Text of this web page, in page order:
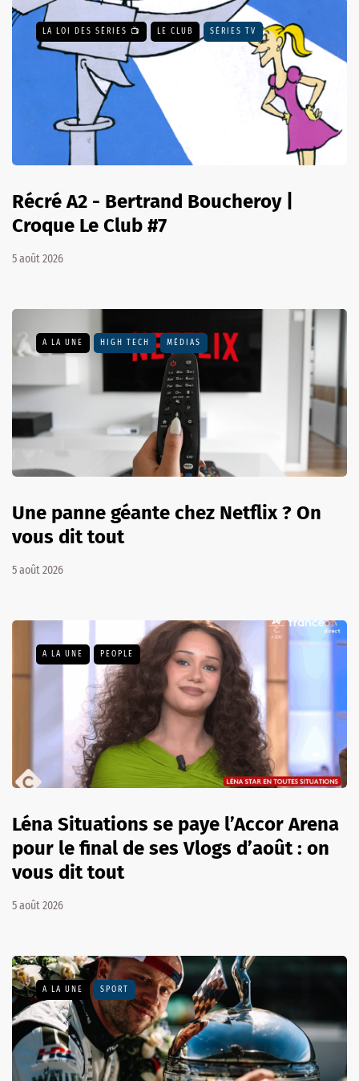
LA LOI DES SÉRIES 📺 LE CLUB SÉRIES TV
Récré A2 - Bertrand Boucheroy |
Croque Le Club #7
5 août 2026
A LA UNE HIGH TECH MÉDIAS
Une panne géante chez Netflix ? On
vous dit tout
5 août 2026
A LA UNE PEOPLE
Léna Situations se paye l’Accor Arena
pour le final de ses Vlogs d’août : on
vous dit tout
5 août 2026
A LA UNE SPORT